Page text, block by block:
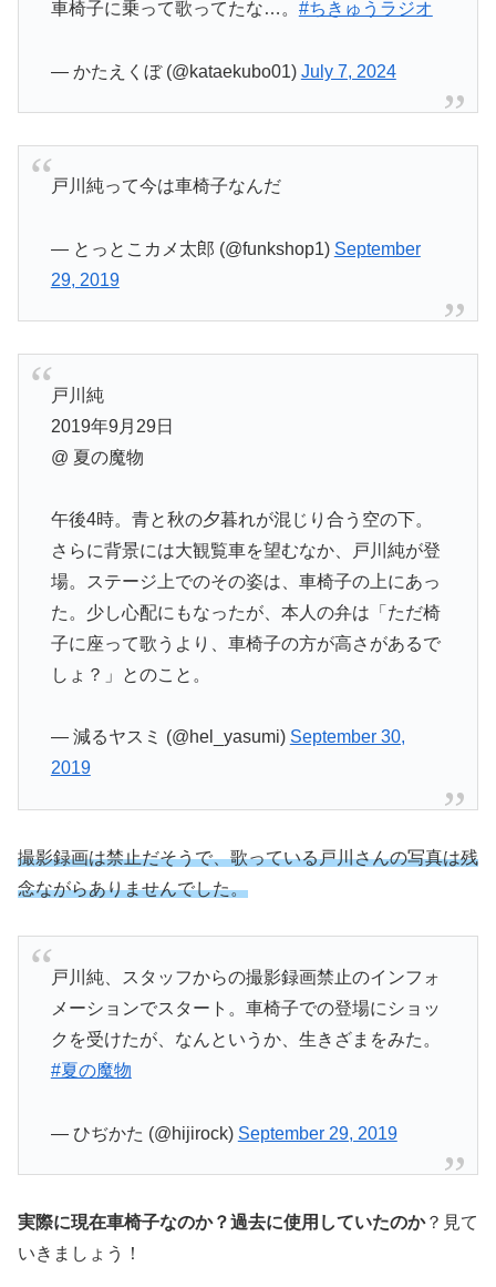
車椅子に乗って歌ってたな…。 #ちきゅうラジオ
— かたえくぼ (@kataekubo01) July 7, 2024
戸川純って今は車椅子なんだ
— とっとこカメ太郎 (@funkshop1) September
29, 2019
戸川純
2019年9月29日
@ 夏の魔物
午後4時。青と秋の夕暮れが混じり合う空の下。
さらに背景には大観覧車を望むなか、戸川純が登
場。ステージ上でのその姿は、車椅子の上にあっ
た。少し心配にもなったが、本人の弁は「ただ椅
子に座って歌うより、車椅子の方が高さがあるで
しょ？」とのこと。
— 減るヤスミ (@hel_yasumi) September 30,
2019
撮影録画は禁止だそうで、歌っている戸川さんの写真は残
念ながらありませんでした。
戸川純、スタッフからの撮影録画禁止のインフォ
メーションでスタート。車椅子での登場にショッ
クを受けたが、なんというか、生きざまをみた。
#夏の魔物
— ひぢかた (@hijirock) September 29, 2019
実際に現在車椅子なのか？過去に使用していたのか？見て
いきましょう！